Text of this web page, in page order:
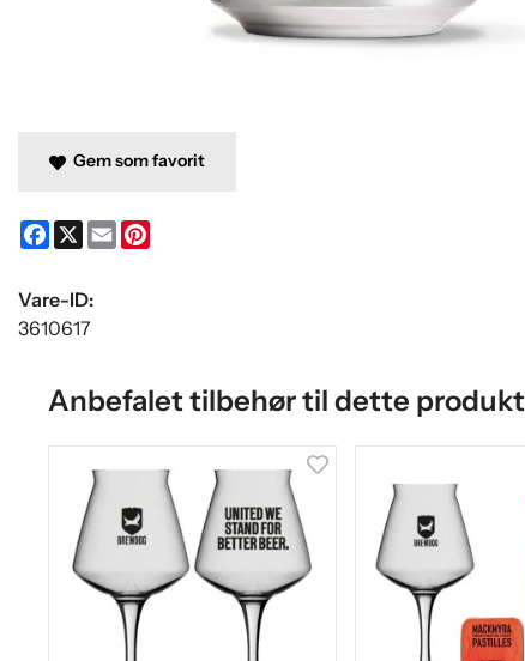
Gem som favorit
Facebook
X Email
Vare-ID:
3610617
Anbefalet tilbehør til dette produkt